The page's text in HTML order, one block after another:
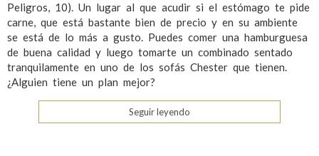
Peligros, 10). Un lugar al que acudir si el estómago te pide
carne, que está bastante bien de precio y en su ambiente
se está de lo más a gusto. Puedes comer una hamburguesa
de buena calidad y luego tomarte un combinado sentado
tranquilamente en uno de los sofás Chester que tienen.
¿Alguien tiene un plan mejor?
Seguir leyendo